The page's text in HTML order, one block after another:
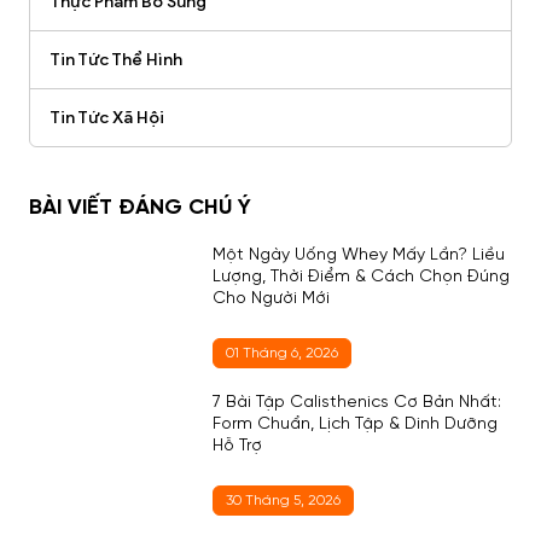
Tin Tức Thể Hình
Tin Tức Xã Hội
BÀI VIẾT ĐÁNG CHÚ Ý
Một Ngày Uống Whey Mấy Lần? Liều
Lượng, Thời Điểm & Cách Chọn Đúng
Cho Người Mới
01 Tháng 6, 2026
7 Bài Tập Calisthenics Cơ Bản Nhất:
Form Chuẩn, Lịch Tập & Dinh Dưỡng
Hỗ Trợ
30 Tháng 5, 2026